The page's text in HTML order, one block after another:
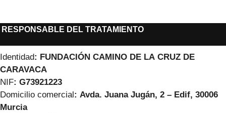
RESPONSABLE DEL TRATAMIENTO
Identidad: FUNDACIÓN CAMINO DE LA CRUZ DE
CARAVACA
NIF: G73921223
Domicilio comercial : Avda. Juana Jugán, 2 – Edif, 30006
Murcia